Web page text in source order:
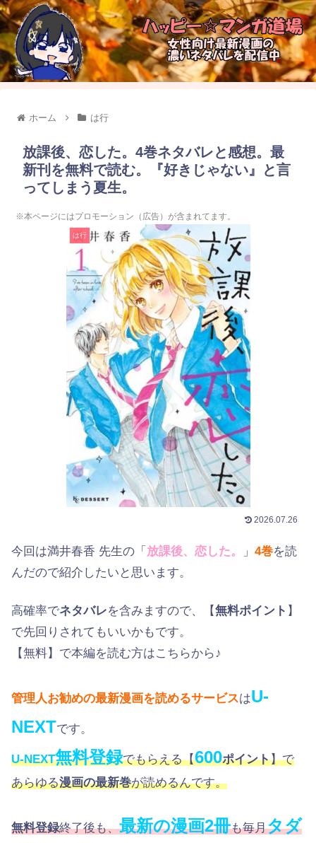
ホーム は行
放課後、恋した。4巻ネタバレと感想。最
新刊を無料で読む。『好きじゃない』と言
ってしまう夏生。
※本ページにはプロモーション（広告）が含まれてます。
は行
2026.07.26
今回は満井春香 先生の「 放課後、恋した。 」 4巻を読
んだので紹介したいと思います。
高確率でネタバレを含みますので、【無料ポイント 】
で先回りされてもいいかもです。
【無料】で本編を読む方はこちらから♪
管理人お勧めの最新漫画を読めるサービスはU-
NEXTです。
U-NEXT無料登録でもらえる【600ポイント】で
あらゆる漫画の最新巻が読めるんです。
無料登録終了後も、最新の漫画2冊も毎月タダ